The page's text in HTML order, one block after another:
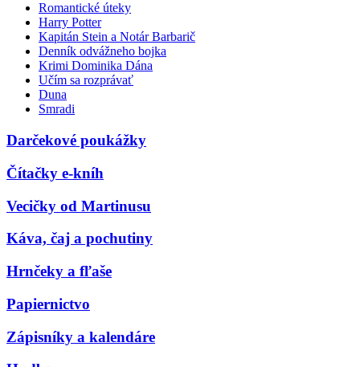
Romantické úteky
Harry Potter
Kapitán Stein a Notár Barbarič
Denník odvážneho bojka
Krimi Dominika Dána
Učím sa rozprávať
Duna
Smradi
Darčekové poukážky
Čítačky e-kníh
Vecičky od Martinusu
Káva, čaj a pochutiny
Hrnčeky a fľaše
Papiernictvo
Zápisníky a kalendáre